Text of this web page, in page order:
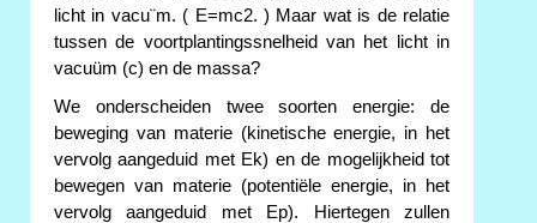
licht in vacu¨m. ( E=mc2. ) Maar wat is de relatie
tussen de voortplantingssnelheid van het licht in
vacuüm (c) en de massa?
We onderscheiden twee soorten energie: de
beweging van materie (kinetische energie, in het
vervolg aangeduid met Ek) en de mogelijkheid tot
bewegen van materie (potentiële energie, in het
vervolg aangeduid met Ep). Hiertegen zullen